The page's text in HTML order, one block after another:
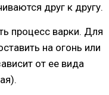
друг к другу.
процесс варки. Для
на огонь или
от ее вида